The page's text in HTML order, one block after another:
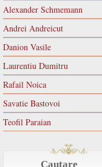
Alexander Schmemann
Andrei Andreicut
Danion Vasile
Laurentiu Dumitru
Rafail Noica
Savatie Bastovoi
Teofil Paraian
Cautare